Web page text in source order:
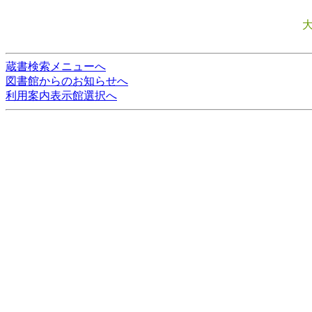
蔵書検索メニューへ
図書館からのお知らせへ
利用案内表示館選択へ